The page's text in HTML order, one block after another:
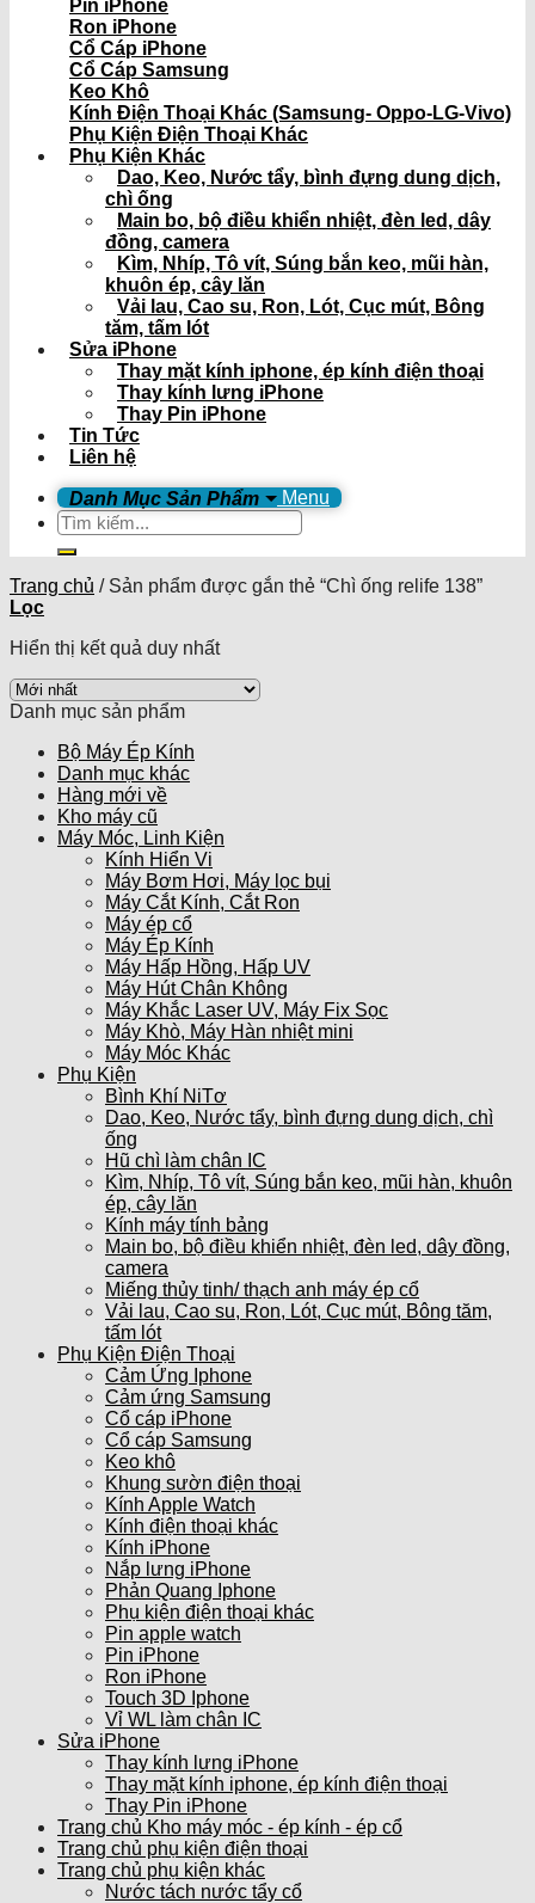
Pin iPhone
Ron iPhone
Cổ Cáp iPhone
Cổ Cáp Samsung
Keo Khô
Kính Điện Thoại Khác (Samsung- Oppo-LG-Vivo)
Phụ Kiện Điện Thoại Khác
Phụ Kiện Khác
Dao, Keo, Nước tẩy, bình đựng dung dịch,
chì ống
Main bo, bộ điều khiển nhiệt, đèn led, dây
đồng, camera
Kìm, Nhíp, Tô vít, Súng bắn keo, mũi hàn,
khuôn ép, cây lăn
Vải lau, Cao su, Ron, Lót, Cục mút, Bông
tăm, tấm lót
Sửa iPhone
Thay mặt kính iphone, ép kính điện thoại
Thay kính lưng iPhone
Thay Pin iPhone
Tin Tức
Liên hệ
Menu
Tìm
kiếm:
Trang chủ /Sản phẩm được gắn thẻ “Chì ống relife 138”
Lọc
Hiển thị kết quả duy nhất
Danh mục sản phẩm
Bộ Máy Ép Kính
Danh mục khác
Hàng mới về
Kho máy cũ
Máy Móc, Linh Kiện
Kính Hiển Vi
Máy Bơm Hơi, Máy lọc bụi
Máy Cắt Kính, Cắt Ron
Máy ép cổ
Máy Ép Kính
Máy Hấp Hồng, Hấp UV
Máy Hút Chân Không
Máy Khắc Laser UV, Máy Fix Sọc
Máy Khò, Máy Hàn nhiệt mini
Máy Móc Khác
Phụ Kiện
Bình Khí NiTơ
Dao, Keo, Nước tẩy, bình đựng dung dịch, chì
ống
Hũ chì làm chân IC
Kìm, Nhíp, Tô vít, Súng bắn keo, mũi hàn, khuôn
ép, cây lăn
Kính máy tính bảng
Main bo, bộ điều khiển nhiệt, đèn led, dây đồng,
camera
Miếng thủy tinh/ thạch anh máy ép cổ
Vải lau, Cao su, Ron, Lót, Cục mút, Bông tăm,
tấm lót
Phụ Kiện Điện Thoại
Cảm Ứng Iphone
Cảm ứng Samsung
Cổ cáp iPhone
Cổ cáp Samsung
Keo khô
Khung sườn điện thoại
Kính Apple Watch
Kính điện thoại khác
Kính iPhone
Nắp lưng iPhone
Phản Quang Iphone
Phụ kiện điện thoại khác
Pin apple watch
Pin iPhone
Ron iPhone
Touch 3D Iphone
Vỉ WL làm chân IC
Sửa iPhone
Thay kính lưng iPhone
Thay mặt kính iphone, ép kính điện thoại
Thay Pin iPhone
Trang chủ Kho máy móc - ép kính - ép cổ
Trang chủ phụ kiện điện thoại
Trang chủ phụ kiện khác
Nước tách nước tẩy cổ